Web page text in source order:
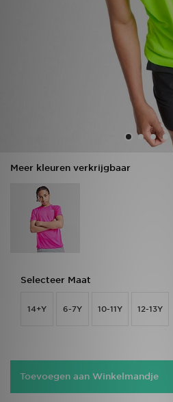
Meer kleuren verkrijgbaar
Selecteer Maat
14+Y 6-7Y 10-11Y 12-13Y
Toevoegen aan Winkelmandje